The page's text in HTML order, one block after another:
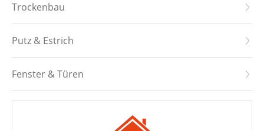
Stellenangebote
Kontakt
Trockenbau
Putz & Estrich
Fenster & Türen